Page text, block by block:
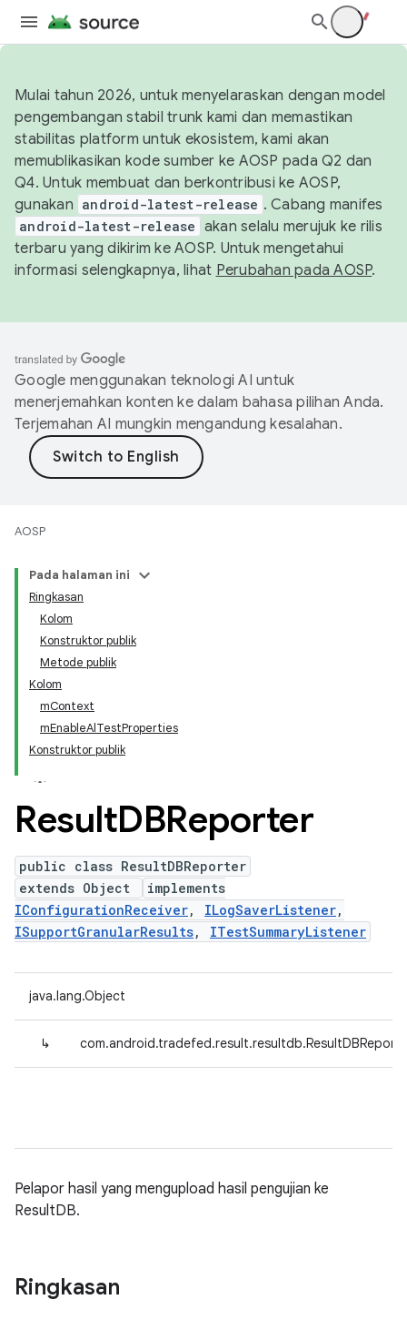
Mulai tahun 2026, untuk menyelaraskan dengan model
pengembangan stabil trunk kami dan memastikan
stabilitas platform untuk ekosistem, kami akan
memublikasikan kode sumber ke AOSP pada Q2 dan
Q4. Untuk membuat dan berkontribusi ke AOSP,
gunakan android-latest-release . Cabang manifes
android-latest-release akan selalu merujuk ke rilis
terbaru yang dikirim ke AOSP. Untuk mengetahui
informasi selengkapnya, lihat Perubahan pada AOSP.
Google menggunakan teknologi AI untuk
menerjemahkan konten ke dalam bahasa pilihan Anda.
Terjemahan AI mungkin mengandung kesalahan.
AOSP
Pada halaman ini
Ringkasan
Kolom
Konstruktor publik
Metode publik
Kolom
mContext
mEnableAlTestProperties
Konstruktor publik
ResultDBReporter
public class ResultDBReporter
extends Object
implements
IConfigurationReceiver, ILogSaverListener,
ISupportGranularResults, ITestSummaryListener
java.lang.Object
↳
Pelapor hasil yang mengupload hasil pengujian ke
ResultDB.
Ringkasan